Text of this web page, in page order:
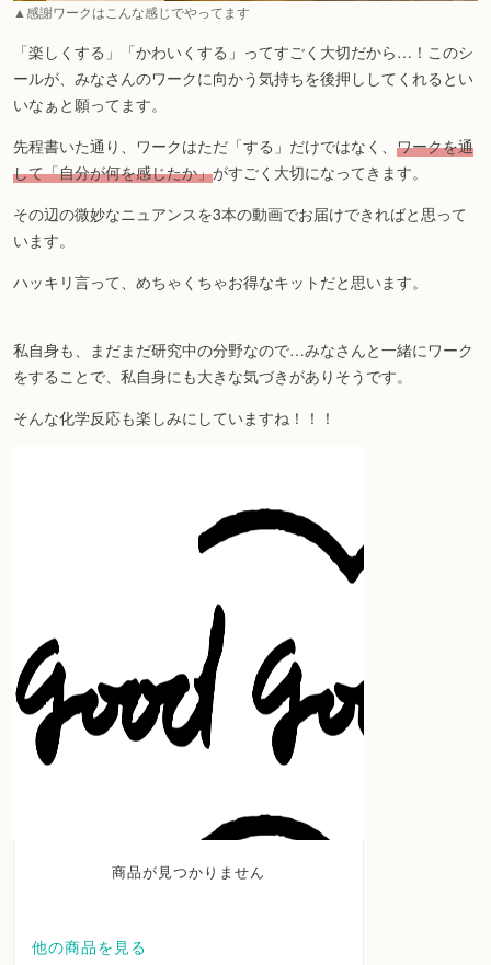
▲感謝ワークはこんな感じでやってます
「楽しくする」「かわいくする」ってすごく大切だから…！このシ
ールが、みなさんのワークに向かう気持ちを後押ししてくれるとい
いなぁと願ってます。
先程書いた通り、ワークはただ「する」だけではなく、 ワークを通
して「自分が何を感じたか」がすごく大切になってきます。
その辺の微妙なニュアンスを3本の動画でお届けできればと思って
います。
ハッキリ言って、めちゃくちゃお得なキットだと思います。
私自身も、まだまだ研究中の分野なので…みなさんと一緒にワーク
をすることで、私自身にも大きな気づきがありそうです。
そんな化学反応も楽しみにしていますね！！！